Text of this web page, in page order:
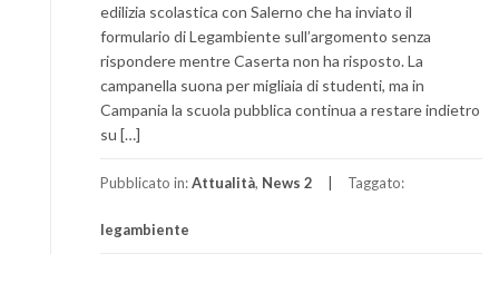
edilizia scolastica con Salerno che ha inviato il
formulario di Legambiente sull’argomento senza
rispondere mentre Caserta non ha risposto. La
campanella suona per migliaia di studenti, ma in
Campania la scuola pubblica continua a restare indietro
su […]
Pubblicato in:Attualità, News 2 Taggato:
legambiente